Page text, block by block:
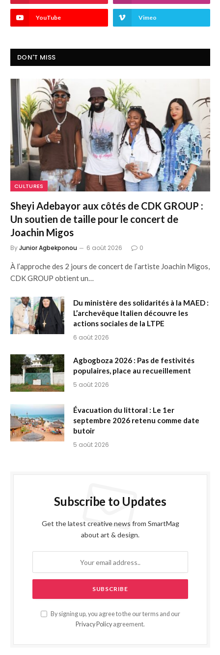
YouTube Vimeo
DON'T MISS
CULTURES
Sheyi Adebayor aux côtés de CDK GROUP :
Un soutien de taille pour le concert de
Joachin Migos
ByJunior Agbekponou 6 août 2026 0
À l’approche des 2 jours de concert de l’artiste Joachin Migos,
CDK GROUP obtient un…
Du ministère des solidarités à la MAED :
L’archevêque Italien découvre les
actions sociales de la LTPE
6 août 2026
Agbogboza 2026 : Pas de festivités
populaires, place au recueillement
5 août 2026
Évacuation du littoral : Le 1er
septembre 2026 retenu comme date
butoir
5 août 2026
Subscribe to Updates
Get the latest creative news from SmartMag
about art & design.
By signing up, you agree to the our terms and our
Privacy Policy agreement.